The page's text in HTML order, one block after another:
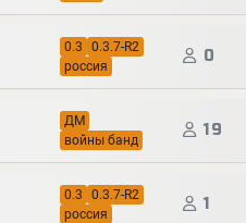
0.3
0.3.7-R2
россия
0
ДМ
войны банд
19
0.3
0.3.7-R2
россия
1